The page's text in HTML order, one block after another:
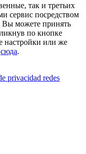
так и третьих
сервис посредством
Вы можете принять
по кнопке
настройки или же
сюда.
privacidad redes